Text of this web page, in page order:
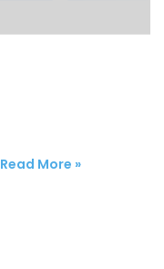
Read More »